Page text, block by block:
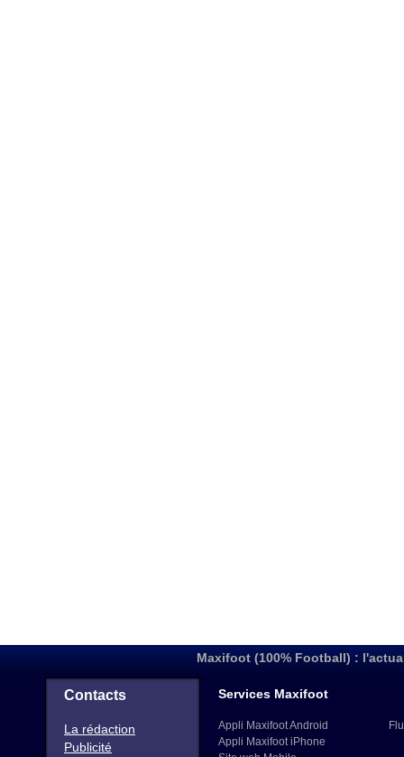
Maxifoot (100% Football) :
Contacts
La rédaction
Publicité
Services Maxifoot
Appli Maxifoot Android
Appli Maxifoot iPhone